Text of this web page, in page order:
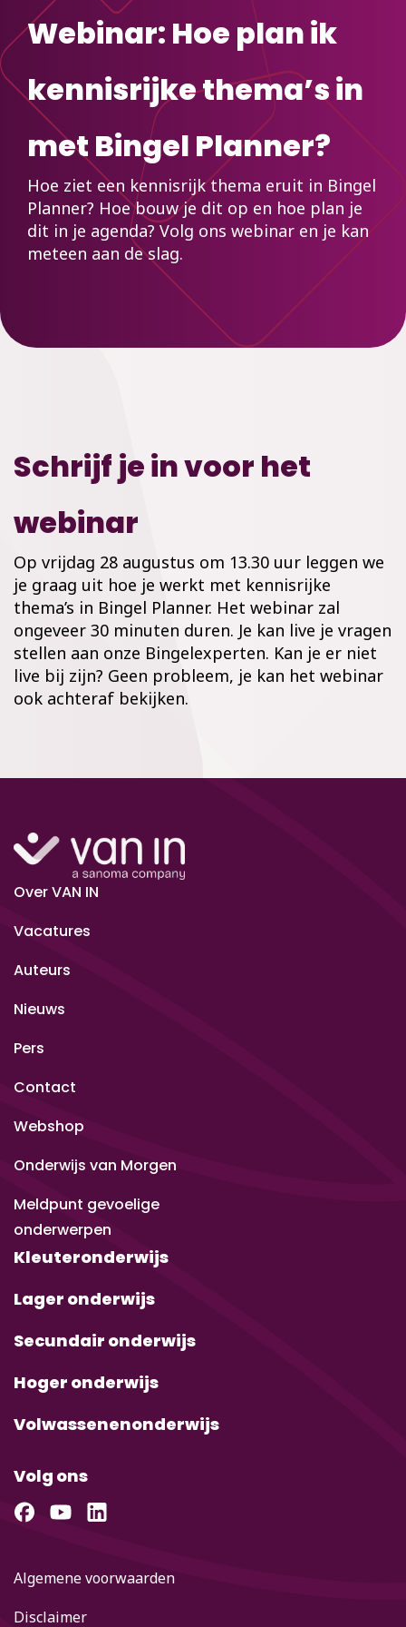
Webinar: Hoe plan ik
kennisrijke thema’s in
met Bingel Planner?
Hoe ziet een kennisrijk thema eruit in Bingel
Planner? Hoe bouw je dit op en hoe plan je
dit in je agenda? Volg ons webinar en je kan
meteen aan de slag.
Schrijf je in voor het
webinar
Op vrijdag 28 augustus om 13.30 uur leggen we
je graag uit hoe je werkt met kennisrijke
thema’s in Bingel Planner. Het webinar zal
ongeveer 30 minuten duren. Je kan live je vragen
stellen aan onze Bingelexperten. Kan je er niet
live bij zijn? Geen probleem, je kan het webinar
ook achteraf bekijken.
Over VAN IN
Vacatures
Auteurs
Nieuws
Pers
Contact
Webshop
Onderwijs van Morgen
Meldpunt gevoelige
onderwerpen
Kleuteronderwijs
Lager onderwijs
Secundair onderwijs
Hoger onderwijs
Volwassenenonderwijs
Volg ons
Algemene voorwaarden
Disclaimer